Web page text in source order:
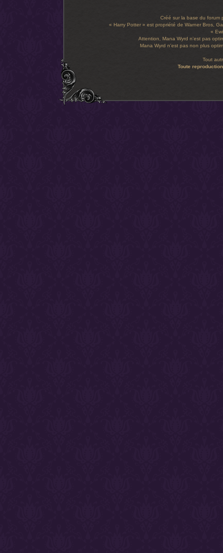
Créé sur la base du forum
« Harry Potter » est propriété de Warner Bros,
«
Attention, Mana Wyrd n'est pas
Mana Wyrd n'est pas non plus
Tout
Toute